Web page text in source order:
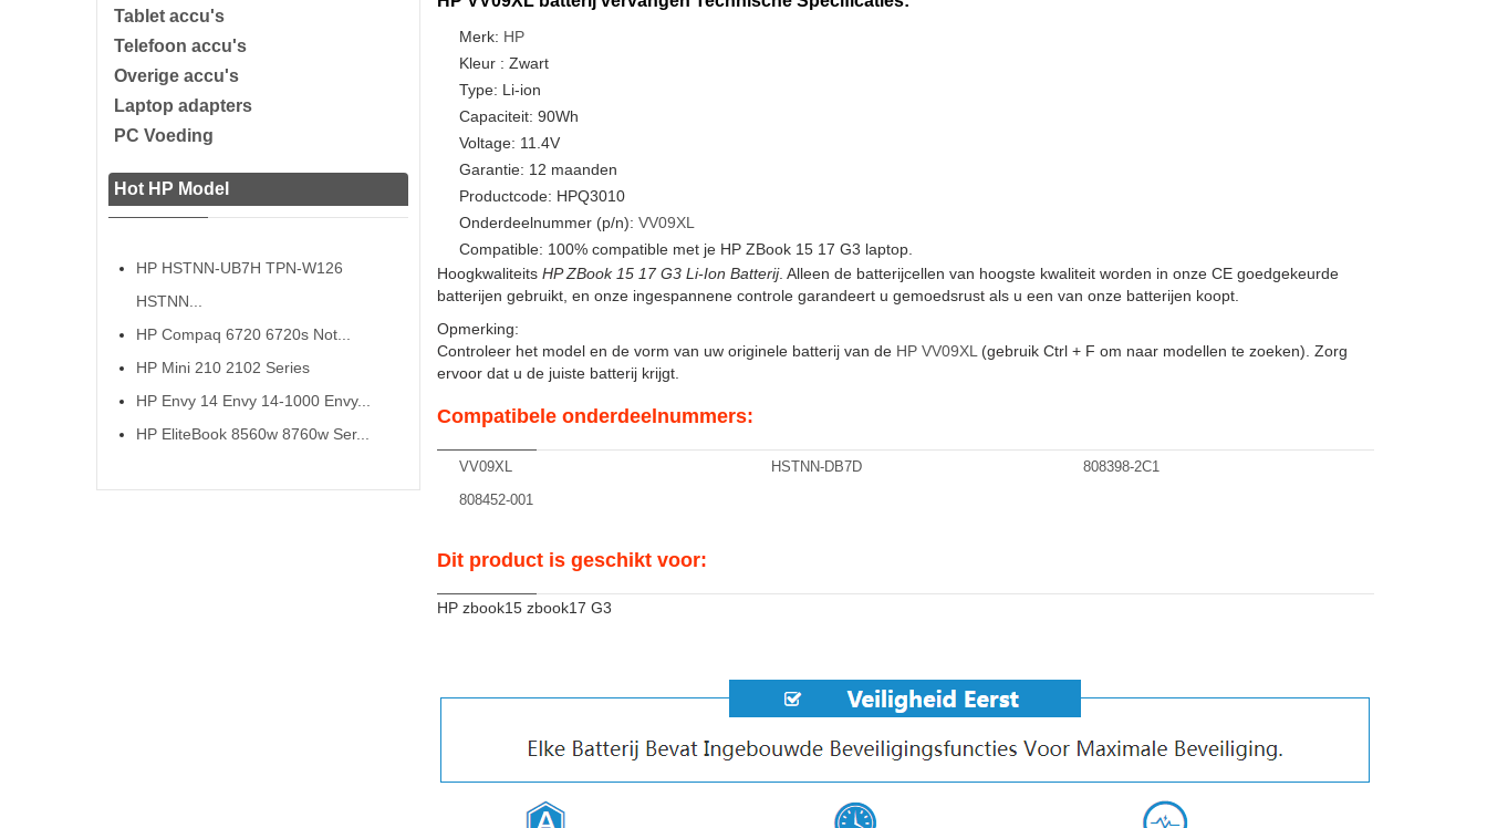
Tablet accu's
Telefoon accu's
Overige accu's
Laptop adapters
PC Voeding
Hot HP Model
HP HSTNN-UB7H TPN-W126
HSTNN...
HP Compaq 6720 6720s Not...
HP Mini 210 2102 Series
HP Envy 14 Envy 14-1000 Envy...
HP EliteBook 8560w 8760w Ser...
Merk: HP
Kleur : Zwart
Type: Li-ion
Capaciteit: 90Wh
Voltage: 11.4V
Garantie: 12 maanden
Productcode: HPQ3010
Onderdeelnummer (p/n): VV09XL
Compatible: 100% compatible met je HP ZBook 15 17 G3 laptop.
Hoogkwaliteits HP ZBook 15 17 G3 Li-Ion Batterij. Alleen de batterijcellen van hoogste kwaliteit worden in onze CE goedgekeurde
batterijen gebruikt, en onze ingespannene controle garandeert u gemoedsrust als u een van onze batterijen koopt.
Opmerking:
Controleer het model en de vorm van uw originele batterij van de HP VV09XL (gebruik Ctrl + F om naar modellen te zoeken). Zorg
ervoor dat u de juiste batterij krijgt.
Compatibele onderdeelnummers:
VV09XL HSTNN-DB7D
808398-2C1
808452-001
Dit product is geschikt voor:
HP zbook15 zbook17 G3